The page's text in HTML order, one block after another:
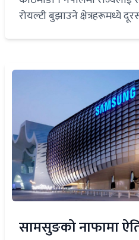
रोयल्टी बुझाउने क्षेत्रहरूमध्ये
सामसुङको नाफामा